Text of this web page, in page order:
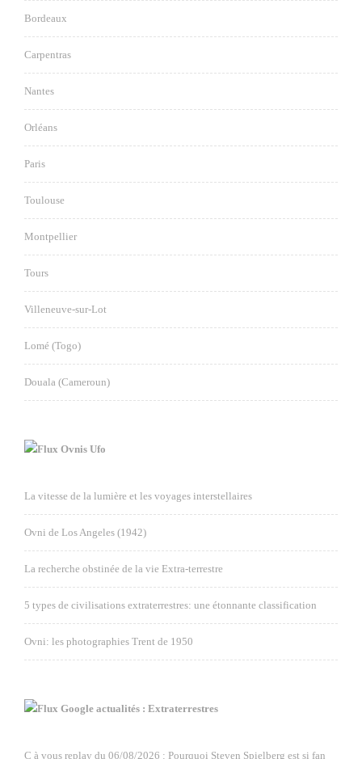
Bordeaux
Carpentras
Nantes
Orléans
Paris
Toulouse
Montpellier
Tours
Villeneuve-sur-Lot
Lomé (Togo)
Douala (Cameroun)
Ovnis Ufo
La vitesse de la lumière et les voyages interstellaires
Ovni de Los Angeles (1942)
La recherche obstinée de la vie Extra-terrestre
5 types de civilisations extraterrestres: une étonnante classification
Ovni: les photographies Trent de 1950
Google actualités : Extraterrestres
C à vous replay du 06/08/2026 : Pourquoi Steven Spielberg est si fan